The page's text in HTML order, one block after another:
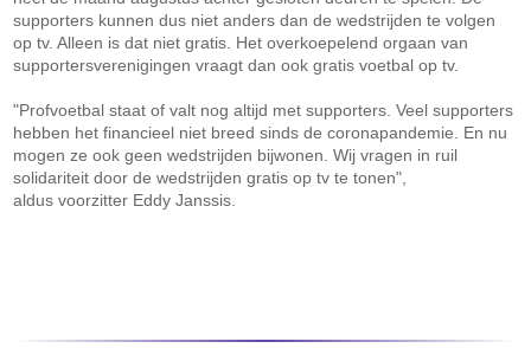
supporters kunnen dus niet anders dan de wedstrijden te volgen
op tv. Alleen is dat niet gratis. Het overkoepelend orgaan van
supportersverenigingen vraagt dan ook gratis voetbal op tv.
"Profvoetbal staat of valt nog altijd met supporters. Veel supporters
hebben het financieel niet breed sinds de coronapandemie. En nu
mogen ze ook geen wedstrijden bijwonen. Wij vragen in ruil
solidariteit door de wedstrijden gratis op tv te tonen",
aldus voorzitter Eddy Janssis.